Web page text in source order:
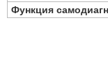
Функция